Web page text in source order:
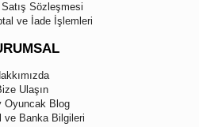
Sözleşmesi
ve İade İşlemleri
Ulaşın
Oyuncak Blog
ve Banka Bilgileri